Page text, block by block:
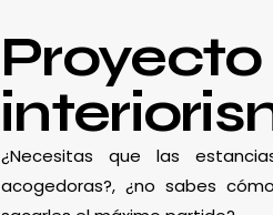
¿Necesitas que las
acogedoras?, ¿no sabes